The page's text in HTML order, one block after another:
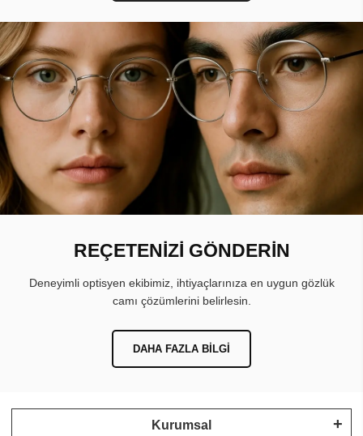
REÇETENİZİ GÖNDERİN
Deneyimli optisyen ekibimiz, ihtiyaçlarınıza en uygun gözlük
camı çözümlerini belirlesin.
DAHA FAZLA BILGI
Kurumsal